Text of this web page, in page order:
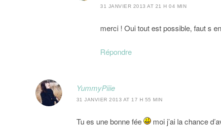
31 JANVIER 2013 AT 21 H 04 MIN
merci ! Oui tout est possible, faut s
Répondre
YummyPiiie
31 JANVIER 2013 AT 17 H 55 MIN
Tu es une bonne fée
moi j’ai la chance